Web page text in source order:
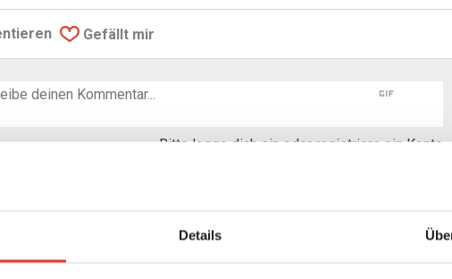
Details
Gefällt mir
gif
Bitte logge dich ein oder registriere ein Konto
so kurz und knapp zu beantworten, wie Du sie gestellt hast 😉:
kostet 68 €, 5 Behandlungen kosten 315€